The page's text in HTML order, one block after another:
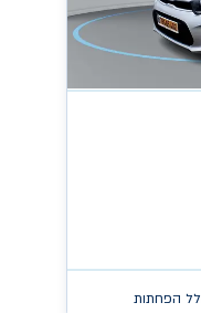
הפחתות